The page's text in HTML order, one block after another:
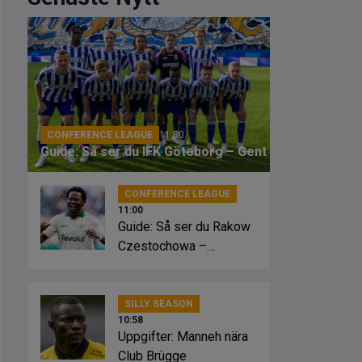
CONFERENCE LEAGUE 11:30
Guide: Så ser du IFK Göteborg – Gent
CONFERENCE LEAGUE
11:00
Guide: Så ser du Rakow
Czestochowa –
SILLY SEASON
10:58
Uppgifter: Manneh nära
Club Brügge